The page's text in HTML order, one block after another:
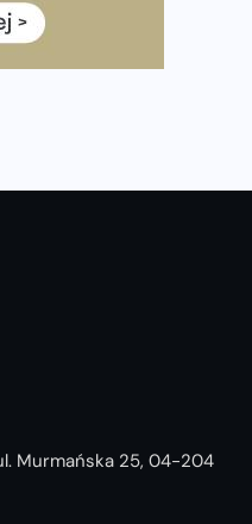
Warszawskiego.
Murmańska 25, 04-204